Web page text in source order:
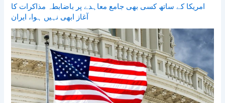
امریکا کے ساتھ کسی بھی جامع معاہدے پر باضابطہ مذاکرات کا
آغاز ابھی نہیں ہوا، ایران